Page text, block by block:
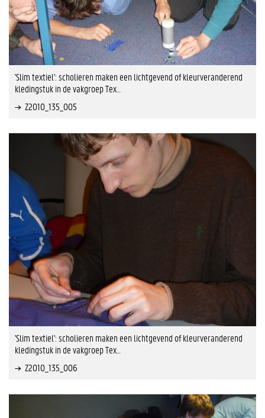
'Slim textiel': scholieren maken een lichtgevend of kleurveranderend
kledingstuk in de vakgroep Tex…
Z2010_135_005
'Slim textiel': scholieren maken een lichtgevend of kleurveranderend
kledingstuk in de vakgroep Tex…
Z2010_135_006